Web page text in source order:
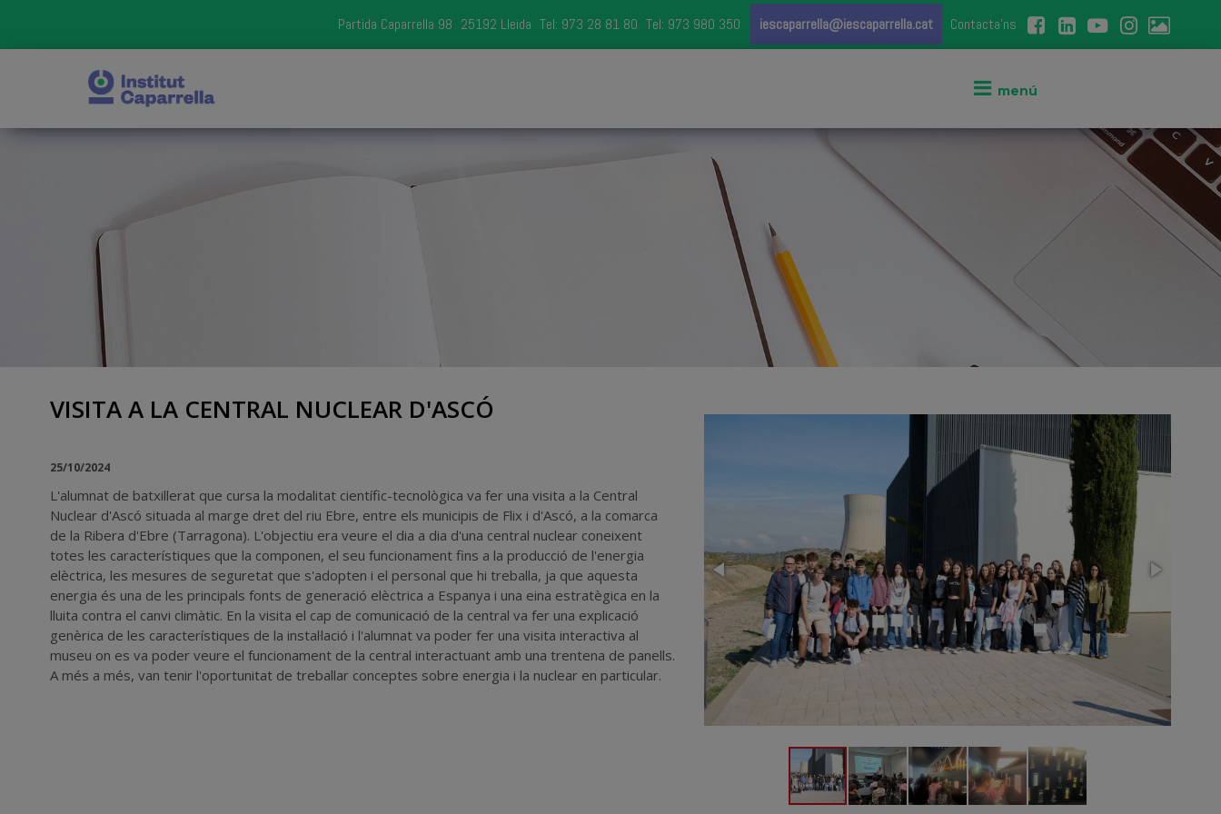
Partida Caparrella 98 25192 Lleida Tel: 973 28 81 80 Tel: 973 980 350 iescaparrella@iescaparrella.cat Contacta'ns
VISITA A LA CENTRAL NUCLEAR D'ASCÓ
25/10/2024
L'alumnat de batxillerat que cursa la modalitat científic-tecnològica va fer una visita a la Central
Nuclear d'Ascó situada al marge dret del riu Ebre, entre els municipis de Flix i d'Ascó, a la comarca
de la Ribera d'Ebre (Tarragona). L'objectiu era veure el dia a dia d'una central nuclear coneixent
totes les característiques que la componen, el seu funcionament fins a la producció de l'energia
elèctrica, les mesures de seguretat que s'adopten i el personal que hi treballa, ja que aquesta
energia és una de les principals fonts de generació elèctrica a Espanya i una eina estratègica en la
lluita contra el canvi climàtic. En la visita el cap de comunicació de la central va fer una explicació
genèrica de les característiques de la instal·lació i l'alumnat va poder fer una visita interactiva al
museu on es va poder veure el funcionament de la central interactuant amb una trentena de panells.
A més a més, van tenir l'oportunitat de treballar conceptes sobre energia i la nuclear en particular.